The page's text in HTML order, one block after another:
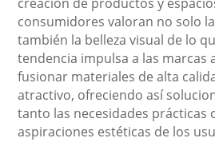
creación de productos y
consumidores valoran no solo
también la belleza visual de lo
tendencia impulsa a las marcas
fusionar materiales de alta
atractivo, ofreciendo así
tanto las necesidades prácticas
aspiraciones estéticas de los